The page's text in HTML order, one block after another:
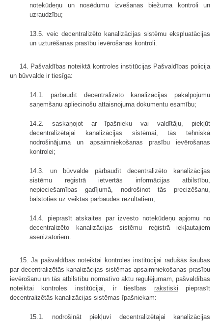
notekūdeņu un nosēdumu izvešanas biežuma kontroli un
uzraudzību;
13.5. veic decentralizēto kanalizācijas sistēmu ekspluatācijas
un uzturēšanas prasību ievērošanas kontroli.
14. Pašvaldības noteiktā kontroles institūcijas Pašvaldības policija
un būvvalde ir tiesīga:
14.1. pārbaudīt decentralizēto kanalizācijas pakalpojumu
saņemšanu apliecinošu attaisnojuma dokumentu esamību;
14.2. saskaņojot ar īpašnieku vai valdītāju, piekļūt
decentralizētajai kanalizācijas sistēmai, tās tehniskā
nodrošinājuma un apsaimniekošanas prasību ievērošanas
kontrolei;
14.3. un būvvalde pārbaudīt decentralizēto kanalizācijas
sistēmu reģistrā ietvertās informācijas atbilstību,
nepieciešamības gadījumā, nodrošinot tās precizēšanu,
balstoties uz veiktās pārbaudes rezultātiem;
14.4. pieprasīt atskaites par izvesto notekūdeņu apjomu no
decentralizēto kanalizācijas sistēmu reģistrā iekļautajiem
asenizatoriem.
15. Ja pašvaldības noteiktai kontroles institūcijai radušās šaubas
par decentralizētās kanalizācijas sistēmas apsaimniekošanas prasību
ievērošanu un tās atbilstību normatīvo aktu regulējumam, pašvaldības
noteiktai kontroles institūcijai, ir tiesības rakstiski pieprasīt
decentralizētās kanalizācijas sistēmas īpašniekam:
15.1. nodrošināt piekļuvi decentralizētajai kanalizācijas